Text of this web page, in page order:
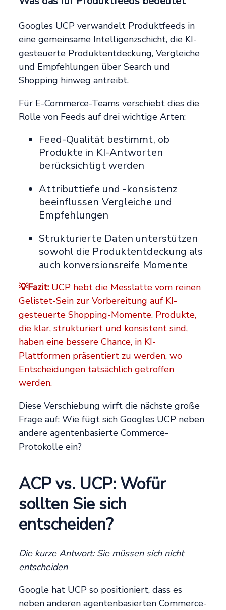
Googles UCP verwandelt Produktfeeds in
eine gemeinsame Intelligenzschicht, die KI-
gesteuerte Produktentdeckung, Vergleiche
und Empfehlungen über Search und
Shopping hinweg antreibt.
Für E-Commerce-Teams verschiebt dies die
Rolle von Feeds auf drei wichtige Arten:
Feed-Qualität bestimmt, ob
Produkte in KI-Antworten
berücksichtigt werden
Attributtiefe und -konsistenz
beeinflussen Vergleiche und
Empfehlungen
Strukturierte Daten unterstützen
sowohl die Produktentdeckung als
auch konversionsreife Momente
💡Fazit: UCP hebt die Messlatte vom reinen
Gelistet-Sein zur Vorbereitung auf KI-
gesteuerte Shopping-Momente. Produkte,
die klar, strukturiert und konsistent sind,
haben eine bessere Chance, in KI-
Plattformen präsentiert zu werden, wo
Entscheidungen tatsächlich getroffen
werden.
Diese Verschiebung wirft die nächste große
Frage auf: Wie fügt sich Googles UCP neben
andere agentenbasierte Commerce-
Protokolle ein?
ACP vs. UCP: Wofür
sollten Sie sich
entscheiden?
Die kurze Antwort: Sie müssen sich nicht
entscheiden
Google hat UCP so positioniert, dass es
neben anderen agentenbasierten Commerce-